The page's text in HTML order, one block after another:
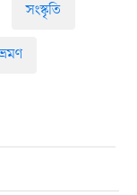
সংস্কৃতি